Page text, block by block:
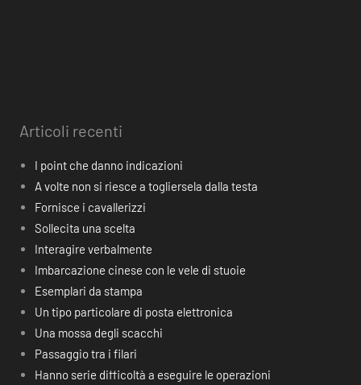
Articoli recenti
I point che danno indicazioni
A volte non si riesce a togliersela dalla testa
Fornisce i cavallerizzi
Sollecita una scelta
Interagire verbalmente
Imbarcazione cinese con le vele di stuoie
Esemplari da stampa
Un tipo particolare di posta elettronica
Una mossa degli scacchi
Passaggio tra i filari
Hanno serie difficoltà a eseguire le operazioni